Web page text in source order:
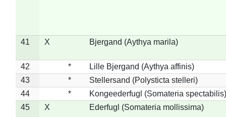
41 X Bjergand (Aythya marila)
42 *
Lille Bjergand (Aythya affinis)
43
*
Stellersand (Polysticta stelleri)
44
*
Kongeederfugl (Somateria spectabilis)
45
X Ederfugl (Somateria mollissima)